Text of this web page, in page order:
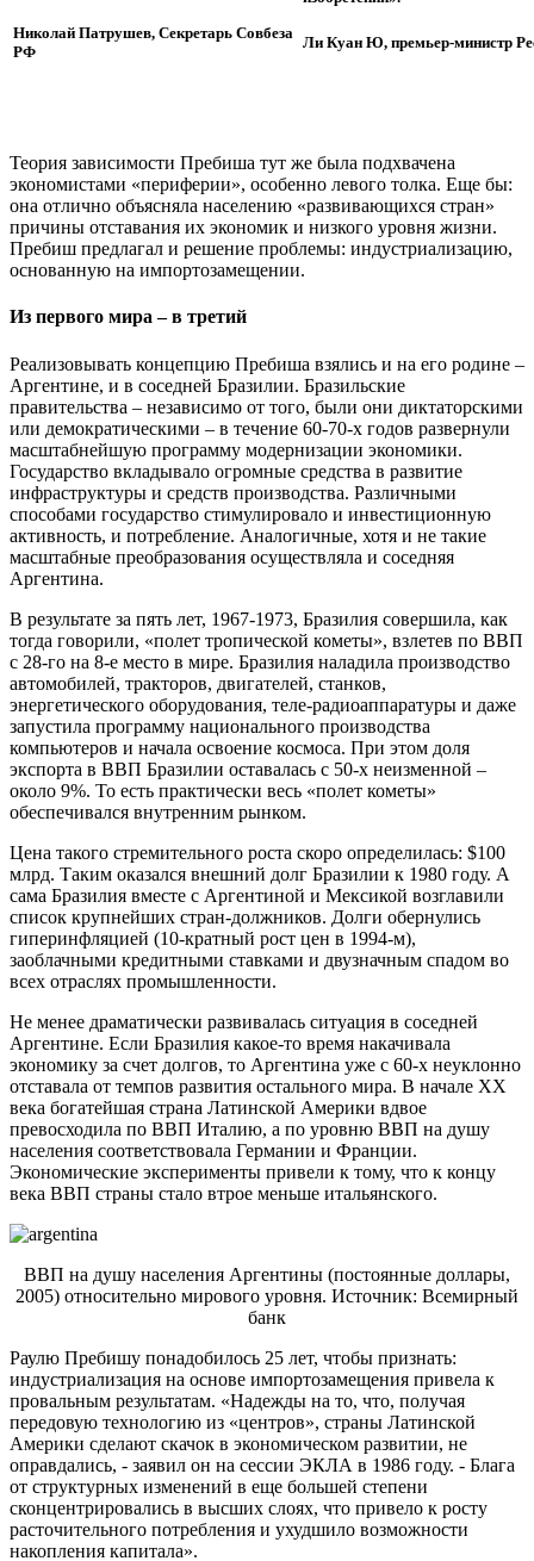
Николай Патрушев, Секретарь Совбеза
РФ
Ли Куан Ю, премьер-министр
Теория зависимости Пребиша тут же была подхвачена
экономистами «периферии», особенно левого толка. Еще бы:
она отлично объясняла населению «развивающихся стран»
причины отставания их экономик и низкого уровня жизни.
Пребиш предлагал и решение проблемы: индустриализацию,
основанную на импортозамещении.
Из первого мира – в третий
Реализовывать концепцию Пребиша взялись и на его родине –
Аргентине, и в соседней Бразилии. Бразильские
правительства – независимо от того, были они диктаторскими
или демократическими – в течение 60-70-х годов развернули
масштабнейшую программу модернизации экономики.
Государство вкладывало огромные средства в развитие
инфраструктуры и средств производства. Различными
способами государство стимулировало и инвестиционную
активность, и потребление. Аналогичные, хотя и не такие
масштабные преобразования осуществляла и соседняя
Аргентина.
В результате за пять лет, 1967-1973, Бразилия совершила, как
тогда говорили, «полет тропической кометы», взлетев по ВВП
с 28-го на 8-е место в мире. Бразилия наладила производство
автомобилей, тракторов, двигателей, станков,
энергетического оборудования, теле-радиоаппаратуры и даже
запустила программу национального производства
компьютеров и начала освоение космоса. При этом доля
экспорта в ВВП Бразилии оставалась с 50-х неизменной –
около 9%. То есть практически весь «полет кометы»
обеспечивался внутренним рынком.
Цена такого стремительного роста скоро определилась: $100
млрд. Таким оказался внешний долг Бразилии к 1980 году. А
сама Бразилия вместе с Аргентиной и Мексикой возглавили
список крупнейших стран-должников. Долги обернулись
гиперинфляцией (10-кратный рост цен в 1994-м),
заоблачными кредитными ставками и двузначным спадом во
всех отраслях промышленности.
Не менее драматически развивалась ситуация в соседней
Аргентине. Если Бразилия какое-то время накачивала
экономику за счет долгов, то Аргентина уже с 60-х неуклонно
отставала от темпов развития остального мира. В начале ХХ
века богатейшая страна Латинской Америки вдвое
превосходила по ВВП Италию, а по уровню ВВП на душу
населения соответствовала Германии и Франции.
Экономические эксперименты привели к тому, что к концу
века ВВП страны стало втрое меньше итальянского.
ВВП на душу населения Аргентины (постоянные доллары,
2005) относительно мирового уровня. Источник: Всемирный
банк
Раулю Пребишу понадобилось 25 лет, чтобы признать:
индустриализация на основе импортозамещения привела к
провальным результатам. «Надежды на то, что, получая
передовую технологию из «центров», страны Латинской
Америки сделают скачок в экономическом развитии, не
оправдались, - заявил он на сессии ЭКЛА в 1986 году. - Блага
от структурных изменений в еще большей степени
сконцентрировались в высших слоях, что привело к росту
расточительного потребления и ухудшило возможности
накопления капитала».